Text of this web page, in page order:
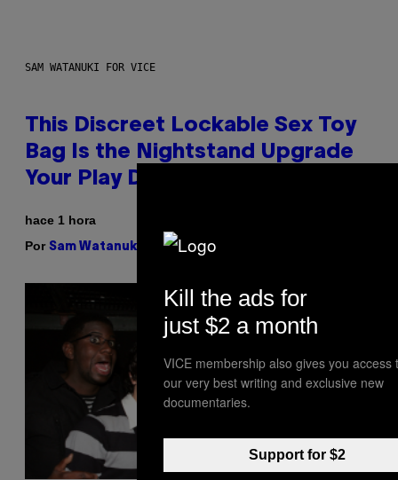
SAM WATANUKI FOR VICE
This Discreet Lockable Sex Toy
Bag Is the Nightstand Upgrade
Your Play Drawer Needs
hace 1 hora
Por Sam Watanuki | Reviewed by
Kill the ads for
just $2 a month
VICE membership also gives you access
our very best writing and exclusive new
documentaries.
Support for $2